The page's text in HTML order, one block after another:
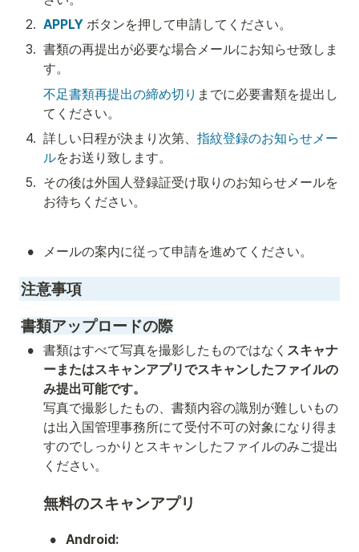
2. APPLY ボタンを押して申請してください。
3. 書類の再提出が必要な場合メールにお知らせ致しま
す。
不足書類再提出の締め切り までに必要書類を提出し
てください。
4. 詳しい日程が決まり次第、 指紋登録のお知らせメー
ルをお送り致します。
5. その後は外国人登録証受け取りのお知らせメールを
お待ちください。
• メールの案内に従って申請を進めてください。
注意事項
書類アップロードの際
• 書類はすべて写真を撮影したものではなく スキャナ
ーまたはスキャンアプリでスキャンしたファイルの
み提出可能です。
写真で撮影したもの、書類内容の識別が難しいもの
は出入国管理事務所にて受付不可の対象になり得ま
すのでしっかりとスキャンしたファイルのみご提出
ください。
無料のスキャンアプリ
• Android: